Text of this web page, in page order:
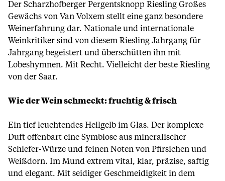
Der Scharzhofberger Pergentsknopp Riesling Großes
Gewächs von Van Volxem stellt eine ganz besondere
Weinerfahrung dar. Nationale und internationale
Weinkritiker sind von diesem Riesling Jahrgang für
Jahrgang begeistert und überschütten ihn mit
Lobeshymnen. Mit Recht. Vielleicht der beste Riesling
von der Saar.
Wie der Wein schmeckt: fruchtig & frisch
Ein tief leuchtendes Hellgelb im Glas. Der komplexe
Duft offenbart eine Symbiose aus mineralischer
Schiefer-Würze und feinen Noten von Pfirsichen und
Weißdorn. Im Mund extrem vital, klar, präzise, saftig
und elegant. Mit seidiger Geschmeidigkeit in dem